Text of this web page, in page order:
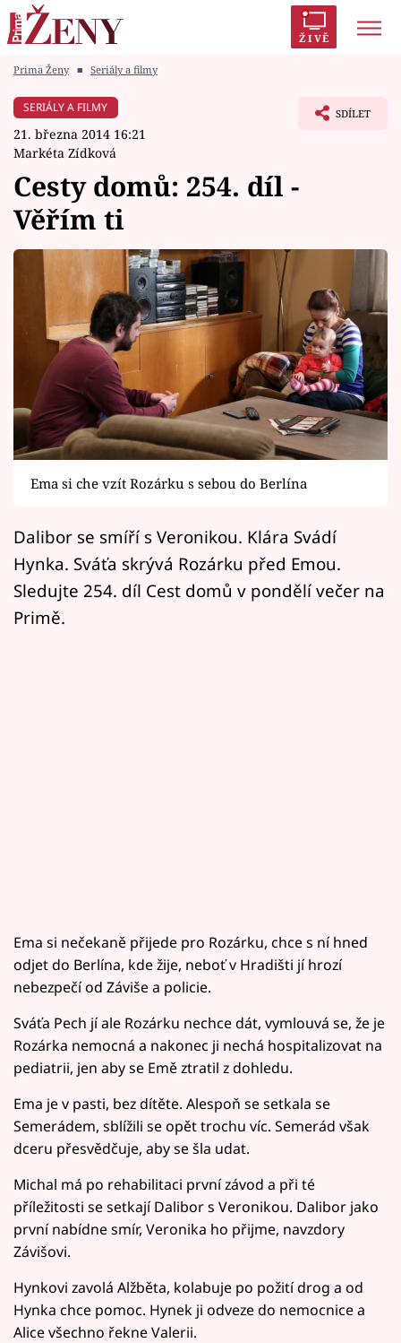
ŽIVĚ
Módní alarm
Témata
Celebrity
Vztahy
Seriály
Horoskopy
Sledujte prima+
Filmový festival Karlovy Vary
Pořady
Mámy sobě
Prima Ženy ■ Seriály a filmy
SERIÁLY A FILMY
21. března 2014 16:21
Markéta Zídková
SDÍLET
Cesty domů: 254. díl -
Věřím ti
Ema si che vzít Rozárku s sebou do Berlína
Dalibor se smíří s Veronikou. Klára Svádí
Hynka. Sváťa skrývá Rozárku před Emou.
Sledujte 254. díl Cest domů v pondělí večer na
Primě.
Ema si nečekaně přijede pro Rozárku, chce s ní hned
odjet do Berlína, kde žije, neboť v Hradišti jí hrozí
nebezpečí od Záviše a policie.
Sváťa Pech jí ale Rozárku nechce dát, vymlouvá se, že je
Rozárka nemocná a nakonec ji nechá hospitalizovat na
pediatrii, jen aby se Emě ztratil z dohledu.
Ema je v pasti, bez dítěte. Alespoň se setkala se
Semerádem, sblížili se opět trochu víc. Semerád však
dceru přesvědčuje, aby se šla udat.
Michal má po rehabilitaci první závod a při té
příležitosti se setkají Dalibor s Veronikou. Dalibor jako
první nabídne smír, Veronika ho přijme, navzdory
Závišovi.
Hynkovi zavolá Alžběta, kolabuje po požití drog a od
Hynka chce pomoc. Hynek ji odveze do nemocnice a
Alice všechno řekne Valerii.